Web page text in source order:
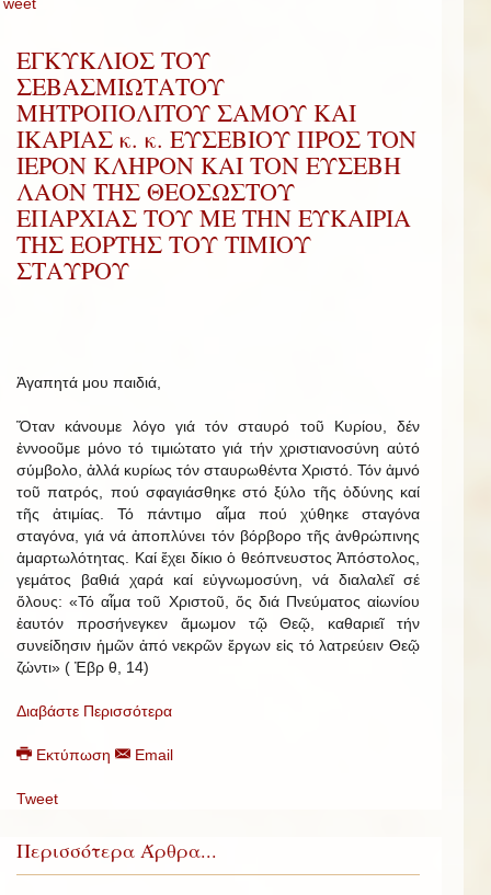
ΕΓΚΥΚΛΙΟΣ ΤΟΥ
ΣΕΒΑΣΜΙΩΤΑΤΟΥ
ΜΗΤΡΟΠΟΛΙΤΟΥ ΣΑΜΟΥ ΚΑΙ
ΙΚΑΡΙΑΣ κ. κ. ΕΥΣΕΒΙΟΥ ΠΡΟΣ ΤΟΝ
ΙΕΡΟΝ ΚΛΗΡΟΝ ΚΑΙ ΤΟΝ ΕΥΣΕΒΗ
ΛΑΟΝ ΤΗΣ ΘΕΟΣΩΣΤΟΥ
ΕΠΑΡΧΙΑΣ ΤΟΥ ΜΕ ΤΗΝ ΕΥΚΑΙΡΙΑ
ΤΗΣ ΕΟΡΤΗΣ ΤΟΥ ΤΙΜΙΟΥ
ΣΤΑΥΡΟΥ
Ἀγαπητά μου παιδιά,
Ὅταν κάνουμε λόγο γιά τόν σταυρό τοῦ Κυρίου, δέν
ἐννοοῦμε μόνο τό τιμιώτατο γιά τήν χριστιανοσύνη αὐτό
σύμβολο, ἀλλά κυρίως τόν σταυρωθέντα Χριστό. Τόν ἀμνό
τοῦ πατρός, πού σφαγιάσθηκε στό ξύλο τῆς ὀδύνης καί
τῆς ἀτιμίας. Τό πάντιμο αἷμα πού χύθηκε σταγόνα
σταγόνα, γιά νά ἀποπλύνει τόν βόρβορο τῆς ἀνθρώπινης
ἁμαρτωλότητας. Καί ἔχει δίκιο ὁ θεόπνευστος Ἀπόστολος,
γεμάτος βαθιά χαρά καί εὐγνωμοσύνη, νά διαλαλεῖ σέ
ὅλους: «Τό αἷμα τοῦ Χριστοῦ, ὅς διά Πνεύματος αἰωνίου
ἑαυτόν προσήνεγκεν ἄμωμον τῷ Θεῷ, καθαριεῖ τήν
συνείδησιν ἡμῶν ἀπό νεκρῶν ἔργων εἰς τό λατρεύειν Θεῷ
ζώντι» ( Ἐβρ θ, 14)
Διαβάστε Περισσότερα
Εκτύπωση Email
Tweet
Περισσότερα Άρθρα...